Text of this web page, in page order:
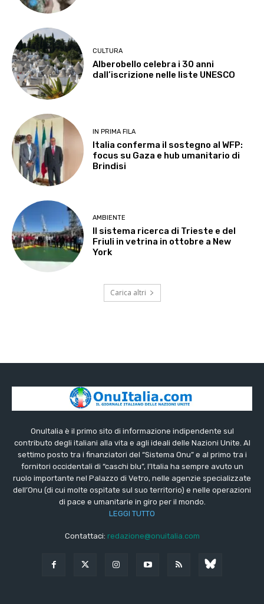
CULTURA
Alberobello celebra i 30 anni
dall’iscrizione nelle liste UNESCO
IN PRIMA FILA
Italia conferma il sostegno al WFP:
focus su Gaza e hub umanitario di
Brindisi
AMBIENTE
Il sistema ricerca di Trieste e del
Friuli in vetrina in ottobre a New
York
Carica altri
OnuItalia è il primo sito di informazione indipendente sul
contributo degli italiani alla vita e agli ideali delle Nazioni Unite. Al
settimo posto tra i finanziatori del “Sistema Onu” e al primo tra i
fornitori occidentali di “caschi blu”, l’Italia ha sempre avuto un
ruolo importante nel Palazzo di Vetro, nelle agenzie specializzate
dell’Onu (di cui molte ospitate sul suo territorio) e nelle operazioni
di pace e umanitarie in giro per il mondo.
LEGGI TUTTO
Contattaci: redazione@onuitalia.com